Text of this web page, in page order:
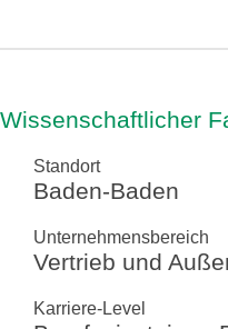
Wissenschaftlicher
Standort
Baden-Baden
Unternehmensbereich
Vertrieb und
Karriere-Level